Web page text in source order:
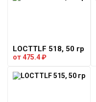
LOCTTLF 518, 50 гр
от475.4₽